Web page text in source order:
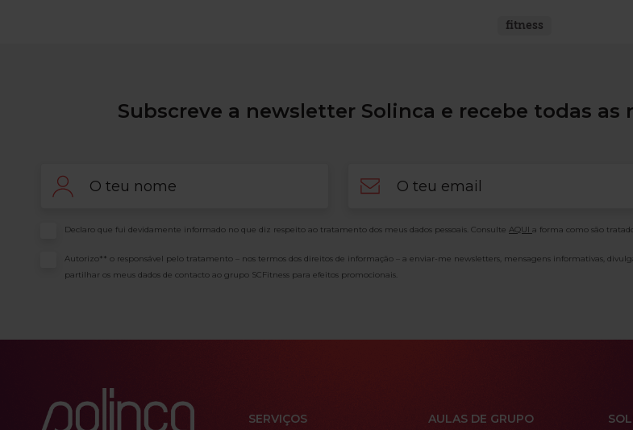
fitness
Subscreve a newsletter Solinca e recebe todas as
Consentimento
Declaro que fui devidamente informado no que diz respeito ao tratamento dos meus dados pessoais. Consulte AQUI a forma como são
Consentimento
Autorizo** o responsável pelo tratamento – nos termos dos direitos de informação – a enviar-me newsletters, mensagens informativas,
partilhar os meus dados de contacto ao grupo SCFitness para efeitos promocionais.
SERVIÇOS AULAS DE GRUPO